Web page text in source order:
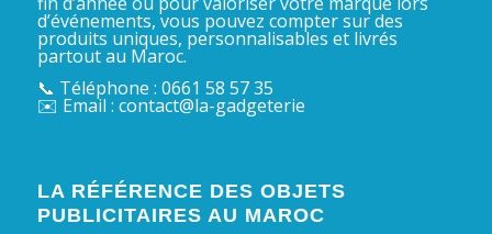
d’événements, vous pouvez compter sur des
produits uniques, personnalisables et livrés
partout au Maroc.
📞 Téléphone : 0661 58 57 35
✉️ Email : contact@la-gadgeterie
LA RÉFÉRENCE DES OBJETS
PUBLICITAIRES AU MAROC